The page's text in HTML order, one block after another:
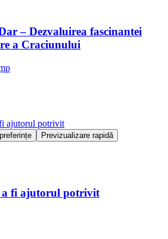
– Dezvaluirea fascinantei
a Craciunului
Previzualizare rapidă
a fi ajutorul potrivit